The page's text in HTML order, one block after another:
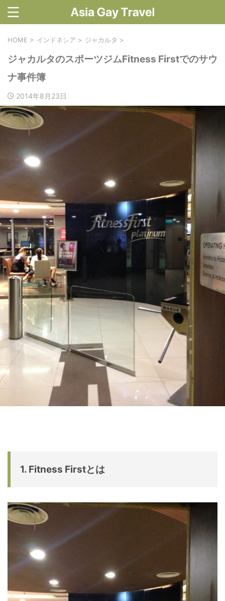
HOME > インドネシア > ジャカルタ >
ジャカルタのスポーツジムFitness Firstでのサウ
ナ事件簿
2014年8月23日
1. Fitness Firstとは